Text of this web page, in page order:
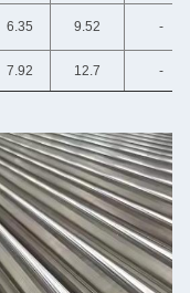
6.35 9.52 -
7.92 12.7 -